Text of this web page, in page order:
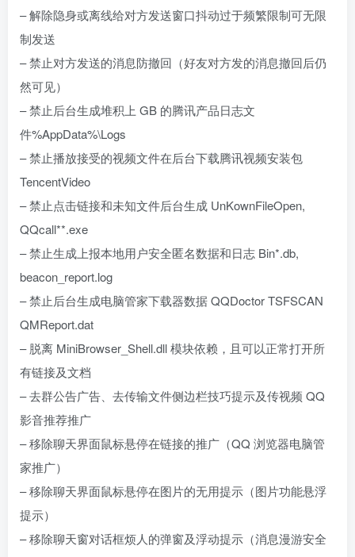
– 解除隐身或离线给对方发送窗口抖动过于频繁限制可无限
制发送
– 禁止对方发送的消息防撤回（好友对方发的消息撤回后仍
然可见）
– 禁止后台生成堆积上 GB 的腾讯产品日志文
件%AppData%\Logs
– 禁止播放接受的视频文件在后台下载腾讯视频安装包
TencentVideo
– 禁止点击链接和未知文件后台生成 UnKownFileOpen,
QQcall**.exe
– 禁止生成上报本地用户安全匿名数据和日志 Bin*.db,
beacon_report.log
– 禁止后台生成电脑管家下载器数据 QQDoctor TSFSCAN
QMReport.dat
– 脱离 MiniBrowser_Shell.dll 模块依赖，且可以正常打开所
有链接及文档
– 去群公告广告、去传输文件侧边栏技巧提示及传视频 QQ
影音推荐推广
– 移除聊天界面鼠标悬停在链接的推广（QQ 浏览器电脑管
家推广）
– 移除聊天界面鼠标悬停在图片的无用提示（图片功能悬浮
提示）
– 移除聊天窗对话框烦人的弹窗及浮动提示（消息漫游安全